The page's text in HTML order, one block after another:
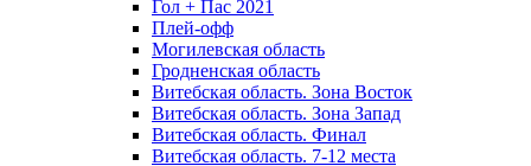
Гол + Пас 2021
Плей-офф
Могилевская область
Гродненская область
Витебская область. Зона Восток
Витебская область. Зона Запад
Витебская область. Финал
Витебская область. 7-12 места